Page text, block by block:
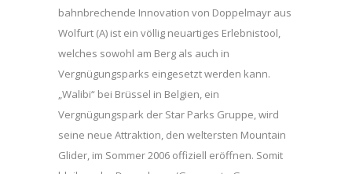
bahnbrechende Innovation von Doppelmayr aus
Wolfurt (A) ist ein völlig neuartiges Erlebnistool,
welches sowohl am Berg als auch in
Vergnügungsparks eingesetzt werden kann.
„Walibi“ bei Brüssel in Belgien, ein
Vergnügungspark der Star Parks Gruppe, wird
seine neue Attraktion, den weltersten Mountain
Glider, im Sommer 2006 offiziell eröffnen. Somit